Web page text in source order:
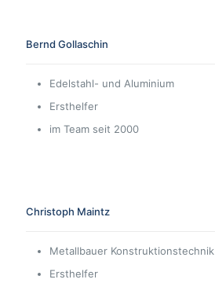
Bernd Gollaschin
Edelstahl- und Aluminium
Ersthelfer
im Team seit 2000
Christoph Maintz
Metallbauer Konstruktionstechnik
Ersthelfer